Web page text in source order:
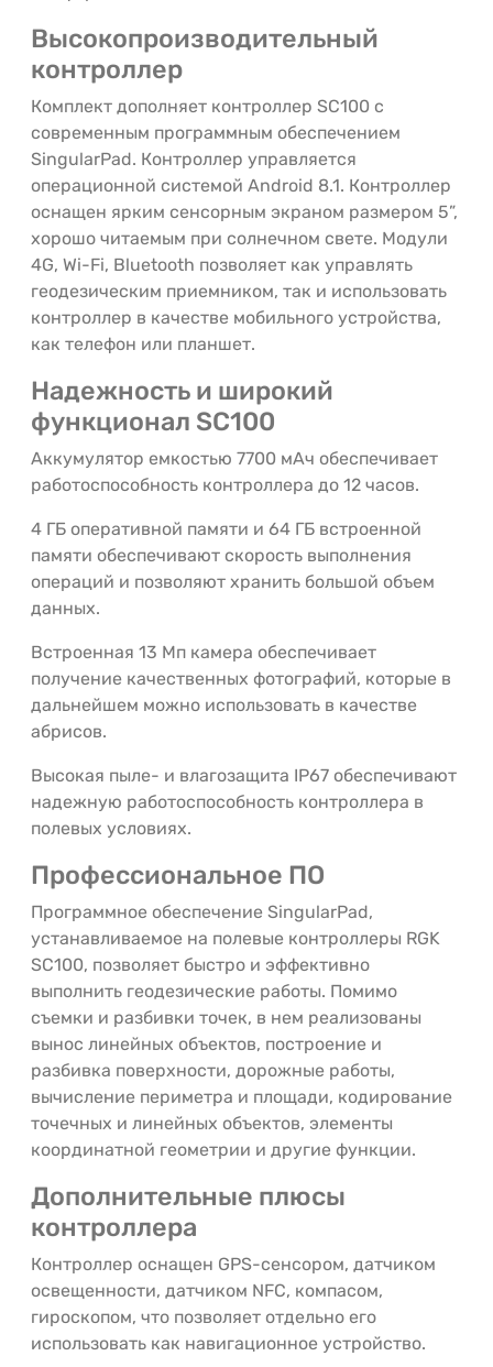
Высокопроизводительный
контроллер
Комплект дополняет контроллер SC100 с
современным программным обеспечением
SingularPad. Контроллер управляется
операционной системой Android 8.1. Контроллер
оснащен ярким сенсорным экраном размером 5”,
хорошо читаемым при солнечном свете. Модули
4G, Wi-Fi, Bluetooth позволяет как управлять
геодезическим приемником, так и использовать
контроллер в качестве мобильного устройства,
как телефон или планшет.
Надежность и широкий
функционал SC100
Аккумулятор емкостью 7700 мАч обеспечивает
работоспособность контроллера до 12 часов.
4 ГБ оперативной памяти и 64 ГБ встроенной
памяти обеспечивают скорость выполнения
операций и позволяют хранить большой объем
данных.
Встроенная 13 Мп камера обеспечивает
получение качественных фотографий, которые в
дальнейшем можно использовать в качестве
абрисов.
Высокая пыле- и влагозащита IP67 обеспечивают
надежную работоспособность контроллера в
полевых условиях.
Профессиональное ПО
Программное обеспечение SingularPad,
устанавливаемое на полевые контроллеры RGK
SC100, позволяет быстро и эффективно
выполнить геодезические работы. Помимо
съемки и разбивки точек, в нем реализованы
вынос линейных объектов, построение и
разбивка поверхности, дорожные работы,
вычисление периметра и площади, кодирование
точечных и линейных объектов, элементы
координатной геометрии и другие функции.
Дополнительные плюсы
контроллера
Контроллер оснащен GPS-сенсором, датчиком
освещенности, датчиком NFC, компасом,
гироскопом, что позволяет отдельно его
использовать как навигационное устройство.